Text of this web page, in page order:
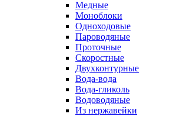
Медные
Моноблоки
Одноходовые
Пароводяные
Проточные
Скоростные
Двухконтурные
Вода-вода
Вода-гликоль
Водоводяные
Из нержавейки